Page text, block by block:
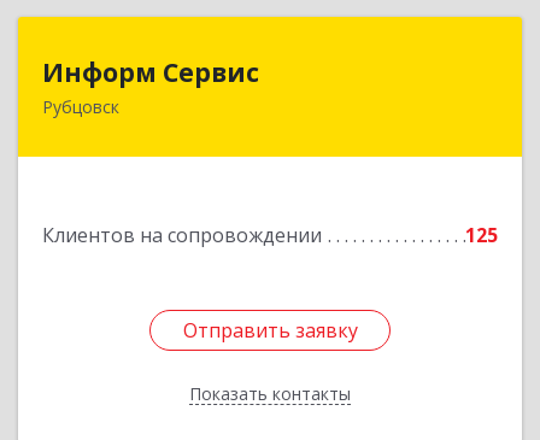
Информ Сервис
Рубцовск
Клиентов на сопровождении 125
Отправить заявку
Показать контакты
658204, Алтайский край, Рубцовск г, Алтайская
Отправить заявку
Назад